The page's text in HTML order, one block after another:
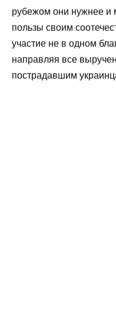
рубежом они нужнее и
пользы своим
участие не в одном
направляя все
пострадавшим